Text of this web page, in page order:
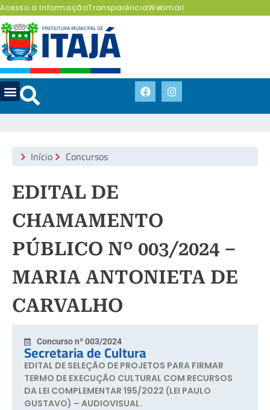
Acesso a InformaçãoTransparênciaWebmail
Início Concursos
EDITAL DE
CHAMAMENTO
PÚBLICO Nº 003/2024 –
MARIA ANTONIETA DE
CARVALHO
Concurso nº 003/2024
Secretaria de Cultura
EDITAL DE SELEÇÃO DE PROJETOS PARA FIRMAR
TERMO DE EXECUÇÃO CULTURAL COM RECURSOS
DA LEI COMPLEMENTAR 195/2022 (LEI PAULO
GUSTAVO) – AUDIOVISUAL.